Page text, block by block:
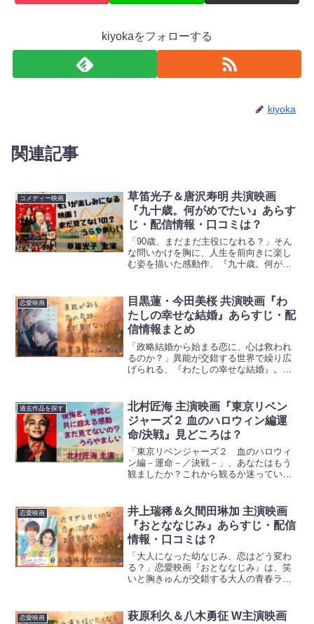
kiyokaをフォローする
kiyoka
関連記事
コメディー映画
草笛光子＆唐沢寿明 共演映画
『九十歳。何がめでたい』あらす
じ・配信情報・口コミは？
「90歳、まだまだ主役になれる？」そん
な問いかけを胸に、人生を前向きに楽し
む姿を描いた感動作、『九十歳。何がめ
は、あらゆる世代の心を揺さぶります。
映画化されたことで、...
恋愛映画
目黒蓮・今田美桜 共演映画『わ
たしの幸せな結婚』あらすじ・配
信情報まとめ
「政略結婚から始まる恋に、心は救われ
るのか？」異能が交錯する世界で繰り広
げられる、『わたしの幸せな結婚』。孤
す。果たしてこの恋は幸せへと繋がるの
か。原作との違いやキャス...
過去作品を探す
北村匠海 主演映画『東京リベン
ジャーズ２ 血のハロウィン編運
命/決戦』見どころは？
「東京リベンジャーズ２ 血のハロウィ
ン編－運命－／決戦－」、あなたはもう
観ましたか？これから観るか迷っていま
ミチの激動の旅に一層心が揺さぶられる
こと間違いなしです。フ...
恋愛映画
井上瑞稀＆久間田琳加 主演映画
『おとななじみ』あらすじ・配信
情報・口コミは？
「大人になった幼なじみ、恋はどう変わ
る？」恋愛映画『おとななじみ』は、笑
いと胸きゅんが交錯する大人の青春ラブ
共感するはず。キャストや原作、配信情
恋愛映画
萩原利久＆八木勇征 W主演映画